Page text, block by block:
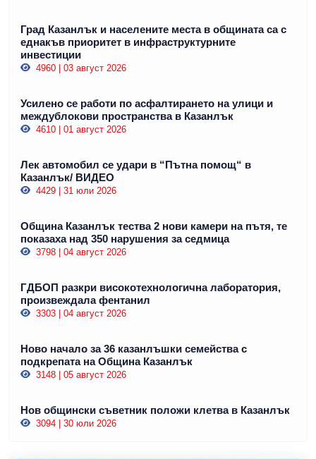
Град Казанлък и населените места в общината са с
еднакъв приоритет в инфраструктурните
инвестиции
4960 | 03 август 2026
Усилено се работи по асфалтирането на улици и
междублокови пространства в Казанлък
4610 | 01 август 2026
Лек автомобил се удари в “Пътна помощ“ в
Казанлък/ ВИДЕО
4429 | 31 юли 2026
Община Казанлък тества 2 нови камери на пътя, те
показаха над 350 нарушения за седмица
3798 | 04 август 2026
ГДБОП разкри високотехнологична лаборатория,
произвеждала фентанил
3303 | 04 август 2026
Ново начало за 36 казанлъшки семейства с
подкрепата на Община Казанлък
3148 | 05 август 2026
Нов общински съветник положи клетва в Казанлък
3094 | 30 юли 2026